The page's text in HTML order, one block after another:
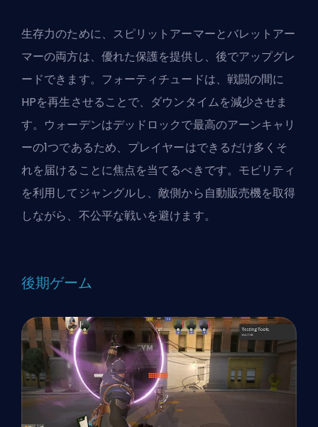
生存力のために、スピリットアーマーとバレットアー
マーの両方は、優れた保護を提供し、後でアップグレ
ードできます。フォーティチュードは、戦闘の間に
HPを再生させることで、ダウンタイムを減少させま
す。ウォーデンはデッドロックで最高のアーンキャリ
ーの1つであるため、プレイヤーはできるだけ多くそ
れを届けることに焦点を当てるべきです。モビリティ
を利用してジャングルし、敵側から自動販売機を取得
しながら、不公平な戦いを避けます。
後期ゲーム